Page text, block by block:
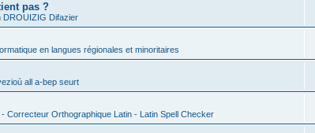
pas ?
DROUIZIG Difazier
en langues régionales et minoritaires
all a-bep seurt
Correcteur Orthographique Latin - Latin Spell Checker